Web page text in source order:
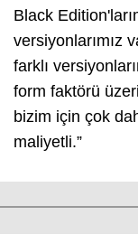
Black
versiyonlarımız
farklı
form faktörü
bizim için çok
maliyetli.”